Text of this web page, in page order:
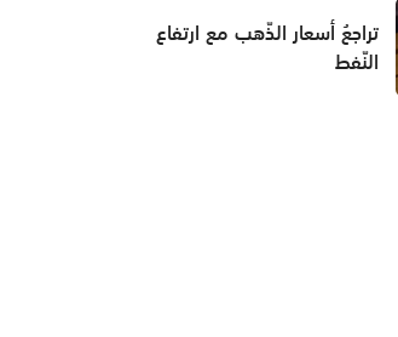
تراجعُ أسعار الذّهب مع ارتفاع
النّفط